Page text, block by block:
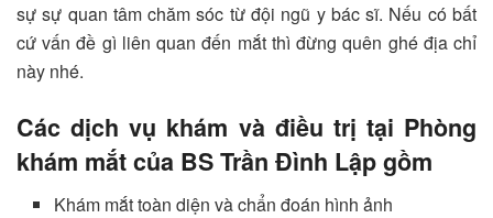
sự sự quan tâm chăm sóc từ đội ngũ y bác sĩ. Nếu có bất
cứ vấn đề gì liên quan đến mắt thì đừng quên ghé địa chỉ
này nhé.
Các dịch vụ khám và điều trị tại Phòng
khám mắt của BS Trần Đình Lập gồm
Khám mắt toàn diện và chẩn đoán hình ảnh